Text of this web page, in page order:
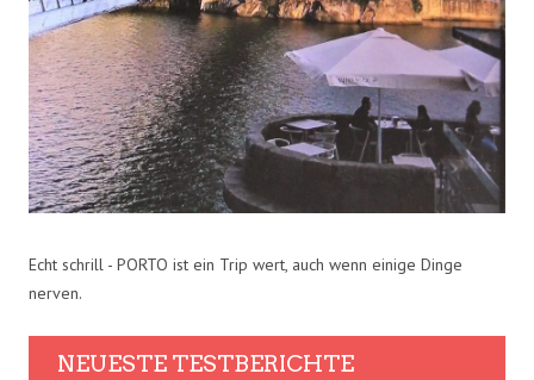
Echt schrill - PORTO ist ein Trip wert, auch wenn einige Dinge
nerven.
NEUESTE TESTBERICHTE